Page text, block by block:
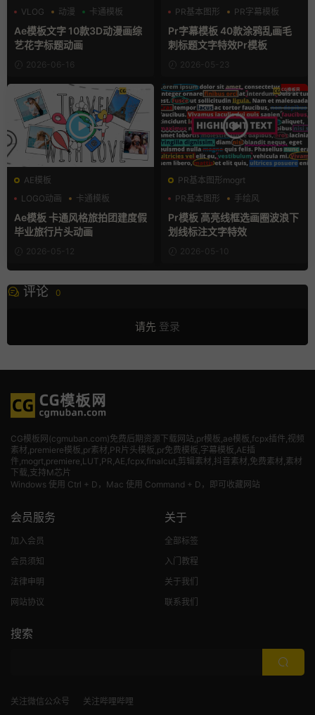
VLOG
动漫 卡通模板
Ae模板文字 10款3D动漫画综
艺花字标题动画
2026-06-16
PR基本图形
PR字幕模板
创意
Pr字幕模板 40款涂鸦乱画毛
刺标题文字特效Pr模板
2026-05-23
AE模板
LOGO动画
卡通模板
团建
Ae模板 卡通风格旅拍团建度假
毕业旅行片头动画
2026-05-12
PR基本图形mogrt
PR基本图形
手绘风
文字动画
Pr模板 高亮线框选画圈波浪下
划线标注文字特效
2026-05-10
评论 0
请先 登录
CG模板网(cgmuban.com)免费后期资源下载网站,pr模板,ae模板,fcpx插件,视频
素材 ,premiere模板,pr素材,PR片头模板,pr免费模板,字幕模板,AE插
件,mogrt,premiere,LUT,PR,AE,fcpx,finalcut,剪辑素材,抖音素材,免费素材,素材
下载,支持M芯片
Windows 使用 Ctrl + D，Mac 使用 Command + D，即可收藏网站
会员服务
加入会员
会员须知
法律申明
网站协议
关于
全部标签
入门教程
关于我们
联系我们
搜索
关注微信公众号 关注哔哩哔哩